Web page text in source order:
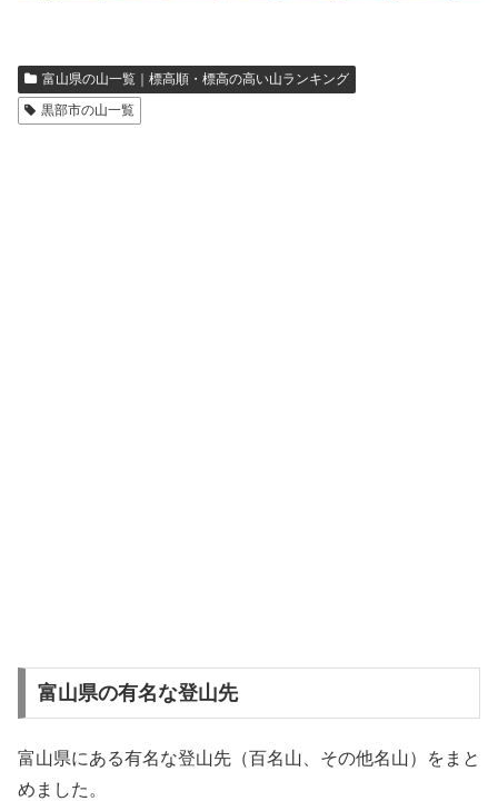
富山県の山一覧｜標高順・標高の高い山ランキング
黒部市の山一覧
富山県の有名な登山先
富山県にある有名な登山先（百名山、その他名山）をまと
めました。